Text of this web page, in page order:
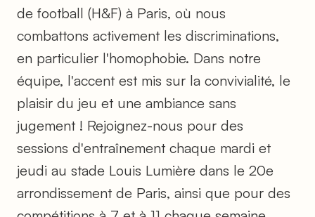
de football (H&F) à Paris, où nous
combattons activement les discriminations,
en particulier l'homophobie. Dans notre
équipe, l'accent est mis sur la convivialité, le
plaisir du jeu et une ambiance sans
jugement ! Rejoignez-nous pour des
sessions d'entraînement chaque mardi et
jeudi au stade Louis Lumière dans le 20e
arrondissement de Paris, ainsi que pour des